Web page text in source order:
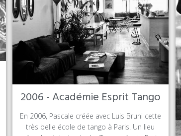
2006 - Académie Esprit Tango
En 2006, Pascale créée avec Luis Bruni cette
très belle école de tango à Paris. Un lieu